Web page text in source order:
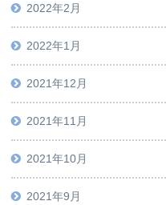
2022年2月
2022年1月
2021年12月
2021年11月
2021年10月
2021年9月